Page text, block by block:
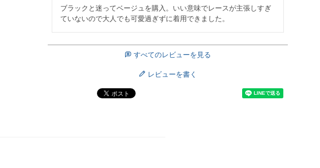
ブラックと迷ってベージュを購入。いい意味でレースが主張しすぎ
ていないので大人でも可愛過ぎずに着用できました。
すべてのレビューを見る
レビューを書く